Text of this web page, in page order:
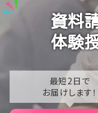
【なんば】笑
温かいお出迎
【なんば】夏
2024
2023
2021
2020
資料
体験
最短2日で
お届けします！